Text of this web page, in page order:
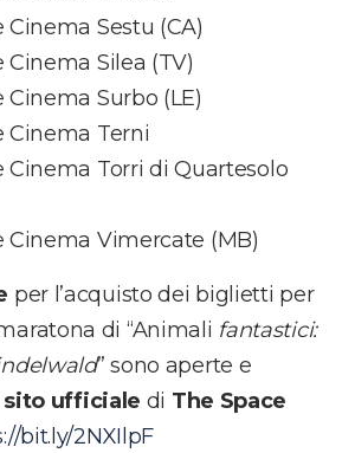
Cinema Sestu (CA)
Cinema Silea (TV)
Cinema Surbo (LE)
Cinema Terni
Cinema Torri di Quartesolo
Cinema Vimercate (MB)
per l’acquisto dei biglietti per
di “Animali fantastici:
” sono aperte e
sito ufficiale di The Space
bit.ly/2NXIlpF